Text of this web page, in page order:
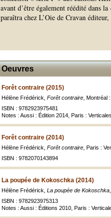
avant d’être également réédité dans
paraîtra chez L’Oie de Cravan
Oeuvres
Forêt contraire (2015)
Hélène Frédérick, Forêt contraire , Montréal
ISBN : 9782923975481
Notes : Aussi : Édition 2014, Paris : Verticales.
Forêt contraire (2014)
Hélène Frédérick, Forêt contraire , Paris :
ISBN : 9782070143894
La poupée de Kokoschka (2014)
Hélène Frédérick, La poupée de Kokoschka
ISBN : 9782923975313
Notes : Aussi : Éditions 2010, Paris :